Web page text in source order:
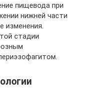
пищевода при
нижней части
стадии